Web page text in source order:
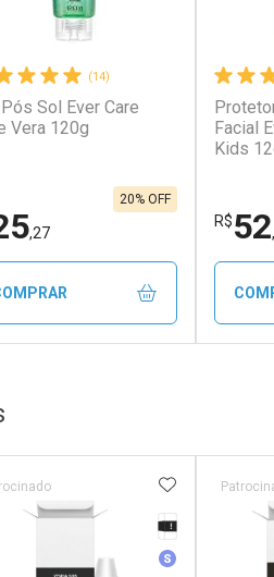
(14)
Sol Ever Care
Vera 120g
,27
20% OFF
Menos
Facial
Kids
R$52
Refrigerado
AOS FAVORITOS
Tarja Preta
Medicamento
ADICIONAR